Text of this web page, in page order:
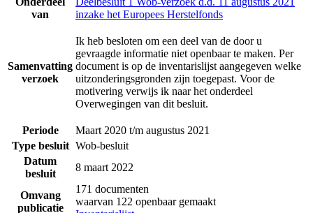
van
inzake het Europees Herstelfonds
Samenvatting
verzoek
Ik heb besloten om een deel van de door u
gevraagde informatie niet openbaar te maken. Per
document is op de inventarislijst aangegeven welke
uitzonderingsgronden zijn toegepast. Voor de
motivering verwijs ik naar het onderdeel
Overwegingen van dit besluit.
Periode
Maart 2020 t/m augustus 2021
Type besluit Wob-besluit
Datum
besluit
8 maart 2022
Omvang
publicatie
171 documenten
waarvan 122 openbaar gemaakt